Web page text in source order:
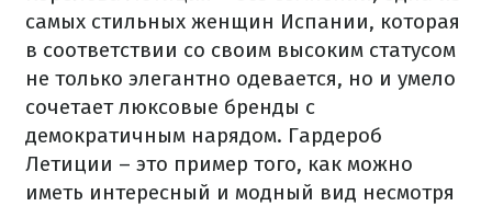
самых стильных женщин Испании, которая
в соответствии со своим высоким статусом
не только элегантно одевается, но и умело
сочетает люксовые бренды с
демократичным нарядом. Гардероб
Летиции – это пример того, как можно
иметь интересный и модный вид несмотря